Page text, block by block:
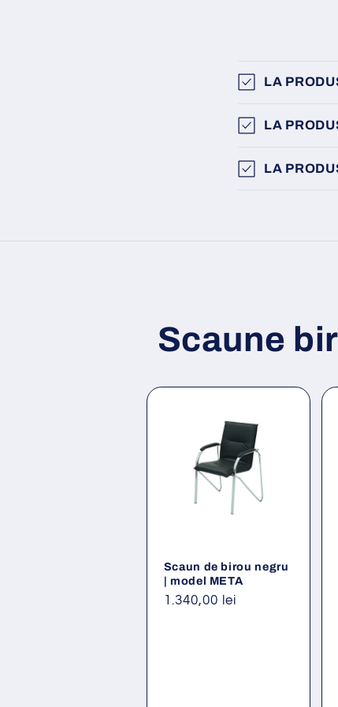
LA
LA
LA
Scaune
Scaun de birou negru
| model META
Preț
1.340,00 lei